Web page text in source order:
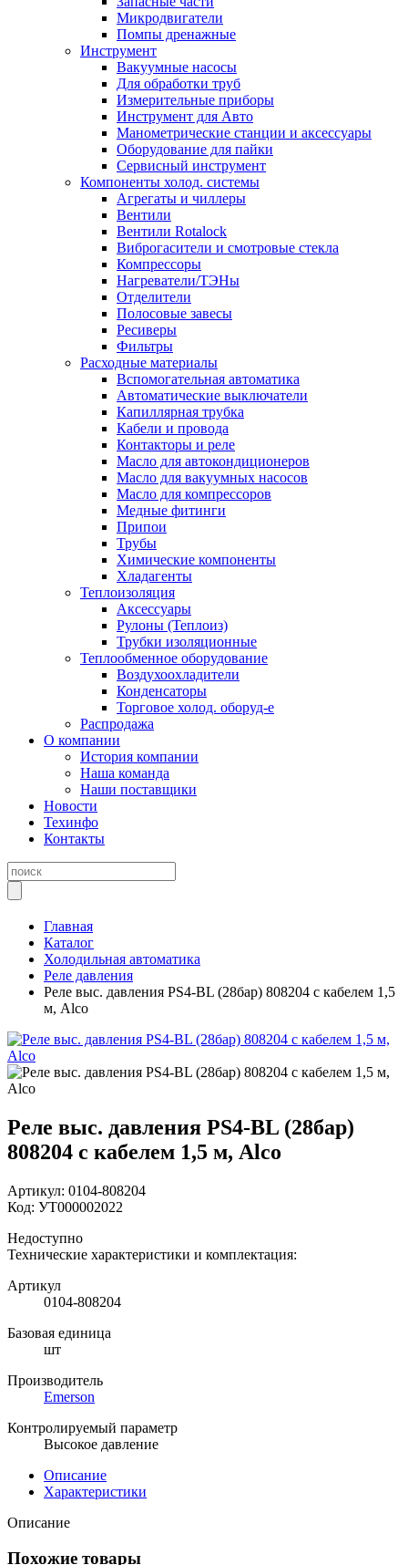
Микродвигатели
Помпы дренажные
Инструмент
Вакуумные насосы
Для обработки труб
Измерительные приборы
Инструмент для Авто
Манометрические станции и аксессуары
Оборудование для пайки
Сервисный инструмент
Компоненты холод. системы
Агрегаты и чиллеры
Вентили
Вентили Rotalock
Виброгасители и смотровые стекла
Компрессоры
Нагреватели/ТЭНы
Отделители
Полосовые завесы
Ресиверы
Фильтры
Расходные материалы
Вспомогательная автоматика
Автоматические выключатели
Капиллярная трубка
Кабели и провода
Контакторы и реле
Масло для автокондиционеров
Масло для вакуумных насосов
Масло для компрессоров
Медные фитинги
Припои
Трубы
Химические компоненты
Хладагенты
Теплоизоляция
Аксессуары
Рулоны (Теплоиз)
Трубки изоляционные
Теплообменное оборудование
Воздухоохладители
Конденсаторы
Торговое холод. оборуд-е
Распродажа
О компании
История компании
Наша команда
Наши поставщики
Новости
Техинфо
Контакты
Главная
Каталог
Холодильная автоматика
Реле давления
Реле выс. давления PS4-BL (28бар) 808204 с кабелем 1,5
м, Alco
Реле выс. давления PS4-BL (28бар)
808204 с кабелем 1,5 м, Alco
Артикул: 0104-808204
Код: УТ000002022
Недоступно
Технические характеристики и комплектация:
Артикул
0104-808204
Базовая единица
шт
Производитель
Emerson
Контролируемый параметр
Высокое давление
Описание
Характеристики
Описание
Похожие товары